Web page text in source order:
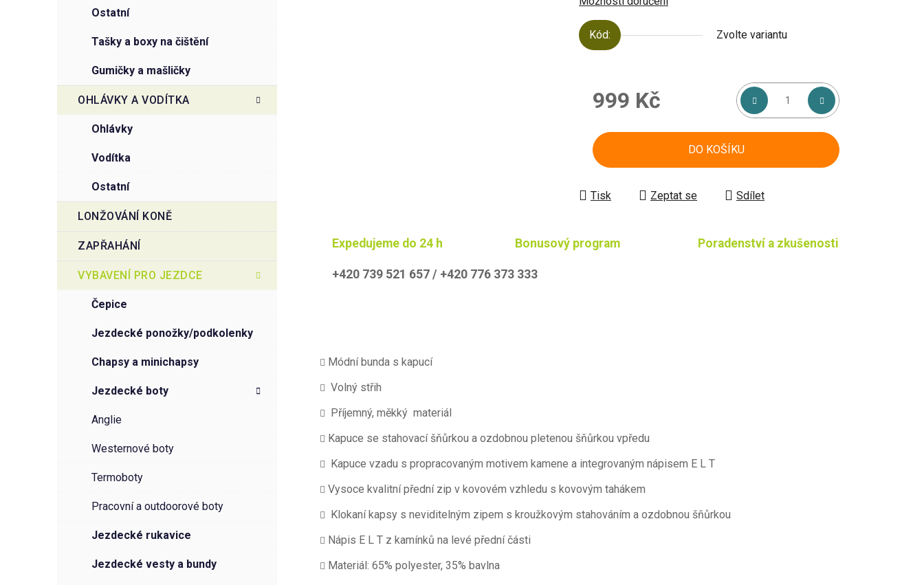
ostatní
tašky a boxy na čištění
gumičky a mašličky
OHLÁVKY A VODÍTKA
ohlávky
vodítka
ostatní
LONŽOVÁNÍ KONĚ
ZAPŘAHÁNÍ
VYBAVENÍ PRO JEZDCE
čepice
jezdecké ponožky/podkolenky
chapsy a minichapsy
jezdecké boty
anglie
westernové boty
termoboty
pracovní a outdoorové boty
jezdecké rukavice
jezdecké vesty a bundy
Kód: Zvolte variantu
999 Kč
DO KOŠÍKU
Tisk Zeptat se Sdílet
Expedujeme do 24 h Bonusový program Poradenství a zkušenosti
+420 739 521 657 / +420 776 373 333
Módní bunda s kapucí
Volný střih
Příjemný, měkký materiál
Kapuce se stahovací šňůrkou a ozdobnou pletenou šňůrkou vpředu
Kapuce vzadu s propracovaným motivem kamene a integrovaným nápisem E L T
Vysoce kvalitní přední zip v kovovém vzhledu s kovovým tahákem
Klokaní kapsy s neviditelným zipem s kroužkovým stahováním a ozdobnou šňůrkou
Nápis E L T z kamínků na levé přední části
Materiál: 65% polyester, 35% bavlna